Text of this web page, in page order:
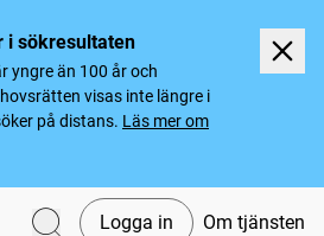
i sökresultaten
yngre än 100 år och
visas inte längre i
på distans. Läs mer om
Logga in Om tjänsten